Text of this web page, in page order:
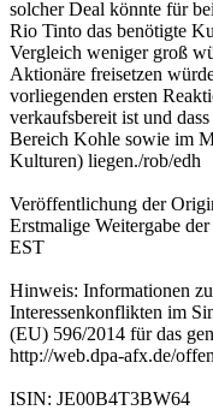
solcher Deal könnte für
Rio Tinto das benötigte
Vergleich weniger groß
Aktionäre freisetzen
vorliegenden ersten
verkaufsbereit ist und
Bereich Kohle sowie im
Kulturen) liegen./rob/edh
Veröffentlichung der
Erstmalige Weitergabe
EST
Hinweis: Informationen
Interessenkonflikten im
(EU) 596/2014 für das
http://web.dpa-afx.de/
ISIN: JE00B4T3BW64